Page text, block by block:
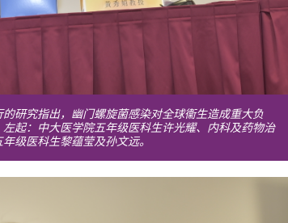
研究指出，幽门螺旋菌感染对全球衞生造成重大负
起：中大医学院五年级医科生许光耀、内科及药物治
级医科生黎蕴莹及孙文远。